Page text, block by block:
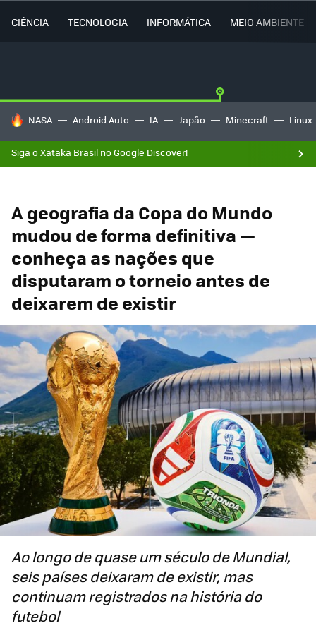
CIÊNCIA TECNOLOGIA INFORMÁTICA MEIO AMBIENTE
TENDÊNCIAS DO DIA
NASA Android Auto IA Japão Minecraft Linux
Siga o Xataka Brasil no Google Discover!
A geografia da Copa do Mundo
mudou de forma definitiva —
conheça as nações que
disputaram o torneio antes de
deixarem de existir
Ao longo de quase um século de Mundial,
seis países deixaram de existir, mas
continuam registrados na história do
futebol